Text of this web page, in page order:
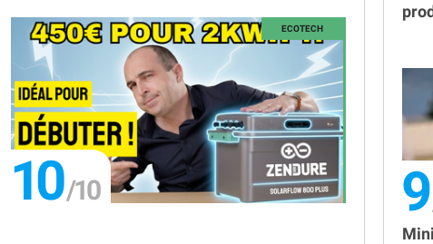
10 9